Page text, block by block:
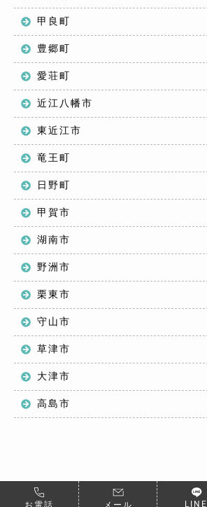
甲良町
豊郷町
愛荘町
近江八幡市
東近江市
竜王町
日野町
甲賀市
湖南市
野洲市
栗東市
守山市
草津市
大津市
高島市
お電話 メール LINE